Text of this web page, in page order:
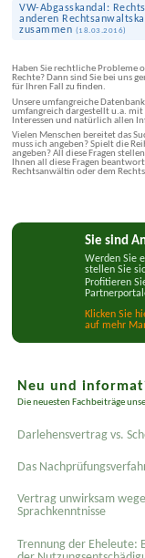
VW-Abgas­skandal:
anderen
zusammen ( 18.03.2016)
Haben Sie rechtliche Probleme
Rechte? Dann sind Sie bei uns
für Ihren Fall zu finden.
Unsere umfangreiche
umfangreich dargestellt u.a.
Interessen und natürlich allen
Vielen Menschen bereitet das
muss ich angeben? Spielt die
angeben? All diese Fragen
Ihnen all diese Fragen
Rechtsanwältin oder dem
Sie sind
Werden Sie
stellen Sie
Profitieren
Klicken Sie
auf mehr
Neu und
Die neuesten Fachbeiträge
Darlehensvertrag vs.
Das
Vertrag unwirksam
Sprachkenntnisse
Trennung der Eheleute: